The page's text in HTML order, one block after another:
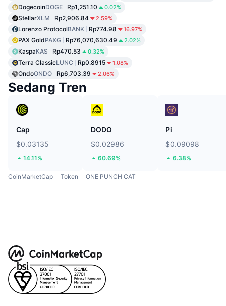
DogecoinDOGE Rp1,251.10 0.02%
StellarXLM Rp2,906.84 2.59%
Lorenzo ProtocolBANK Rp774.98 16.97%
PAX GoldPAXG Rp76,070,630.49 2.02%
KaspaKAS Rp470.53 0.32%
Terra ClassicLUNC Rp0.8915 1.08%
OndoONDO Rp6,703.39 2.06%
Sedang Tren
Cap
$0.03135
14.11%
DODO
$0.02986
60.69%
Pi
$0.09098
6.38%
CoinMarketCap Token ONE PUNCH CAT